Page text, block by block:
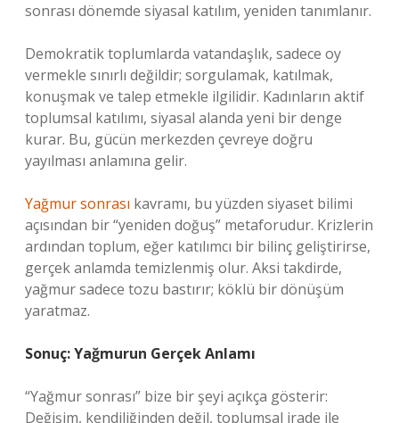
sonrası dönemde siyasal katılım, yeniden tanımlanır.
Demokratik toplumlarda vatandaşlık, sadece oy
vermekle sınırlı değildir; sorgulamak, katılmak,
konuşmak ve talep etmekle ilgilidir. Kadınların aktif
toplumsal katılımı, siyasal alanda yeni bir denge
kurar. Bu, gücün merkezden çevreye doğru
yayılması anlamına gelir.
Yağmur sonrası kavramı, bu yüzden siyaset bilimi
açısından bir “yeniden doğuş” metaforudur. Krizlerin
ardından toplum, eğer katılımcı bir bilinç geliştirirse,
gerçek anlamda temizlenmiş olur. Aksi takdirde,
yağmur sadece tozu bastırır; köklü bir dönüşüm
yaratmaz.
Sonuç: Yağmurun Gerçek Anlamı
“Yağmur sonrası” bize bir şeyi açıkça gösterir:
Değişim, kendiliğinden değil, toplumsal irade ile